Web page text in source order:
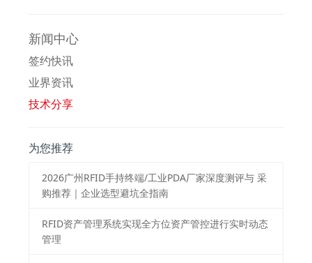
新闻中心
签约快讯
业界资讯
技术分享
为您推荐
2026⼴州RFID⼿持终端/⼯业PDA⼚家深度测评与 采
购推荐｜企业选型避坑全指南
RFID资产管理系统实现全方位资产管控进行实时动态
管理